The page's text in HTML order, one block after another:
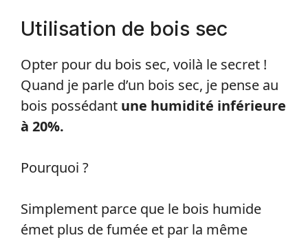
Utilisation de bois sec
Opter pour du bois sec, voilà le secret !
Quand je parle d’un bois sec, je pense au
bois possédant une humidité inférieure
à 20%.
Pourquoi ?
Simplement parce que le bois humide
émet plus de fumée et par la même